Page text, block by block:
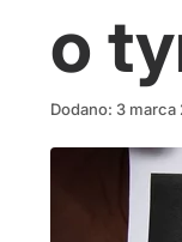
o
Dodano: 3 marca